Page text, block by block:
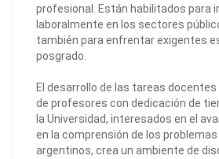
profesional. Están habilitados para
laboralmente en los sectores
también para enfrentar exigentes
posgrado.
El desarrollo de las tareas
de profesores con dedicación de
la Universidad, interesados en el
en la comprensión de los
argentinos, crea un ambiente de